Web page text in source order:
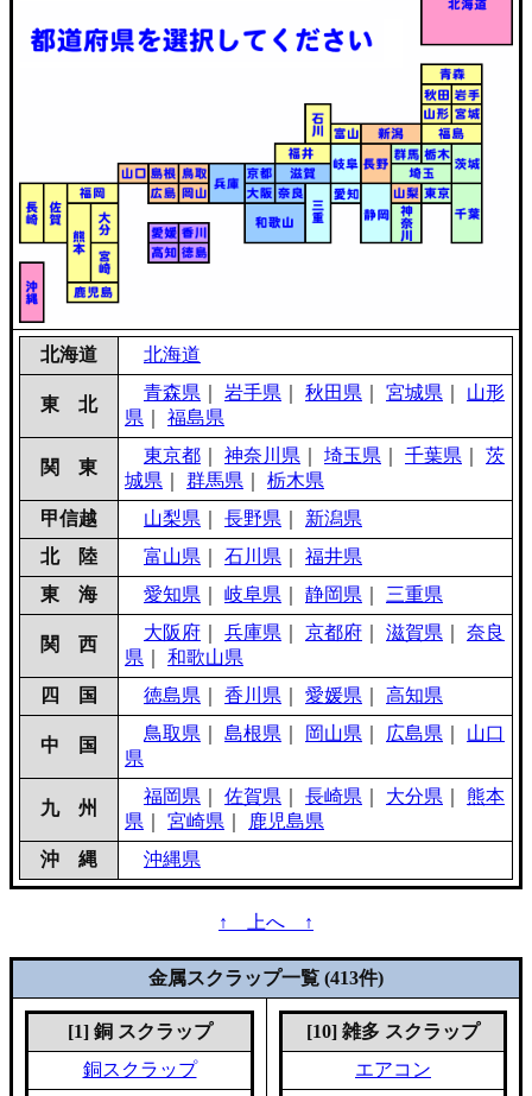
北海道 北海道
東 北
青森県 岩手県 秋田県 宮城県
山形
県
福島県
関 東
東京都 神奈川県 埼玉県 千葉県
茨
城県
群馬県
栃木県
甲信越
山梨県 長野県
新潟県
北 陸
富山県 石川県
福井県
東 海
愛知県 岐阜県 静岡県 三重県
関 西
大阪府 兵庫県 京都府 滋賀県
奈良
県
和歌山県
四 国
徳島県 香川県 愛媛県 高知県
中 国
鳥取県 島根県 岡山県 広島県
山口
県
九 州
福岡県 佐賀県 長崎県 大分県
熊本
県
宮崎県
鹿児島県
沖 縄
沖縄県
↑ 上へ ↑
金属スクラップ一覧 (413件)
[1] 銅 スクラップ
銅スクラップ
[10] 雑多 スクラップ
エアコン